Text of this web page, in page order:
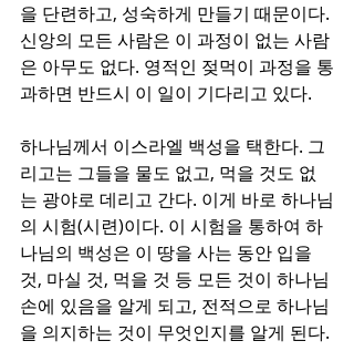
을 단련하고, 성숙하게 만들기 때문이다.
신앙의 모든 사람은 이 과정이 없는 사람
은 아무도 없다. 영적인 젖먹이 과정을 통
과하면 반드시 이 일이 기다리고 있다.
하나님께서 이스라엘 백성을 택한다. 그
리고는 그들을 물도 없고, 먹을 것도 없
는 광야로 데리고 간다. 이게 바로 하나님
의 시험(시련)이다. 이 시험을 통하여 하
나님의 백성은 이 땅을 사는 동안 입을
것, 마실 것, 먹을 것 등 모든 것이 하나님
손에 있음을 알게 되고, 전적으로 하나님
을 의지하는 것이 무엇인지를 알게 된다.